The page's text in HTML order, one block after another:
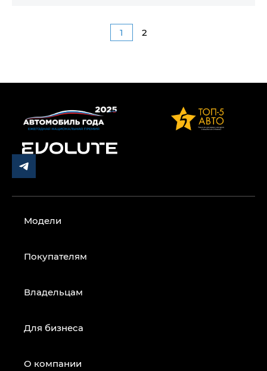
1 2
Модели
Покупателям
Владельцам
Для бизнеса
О компании